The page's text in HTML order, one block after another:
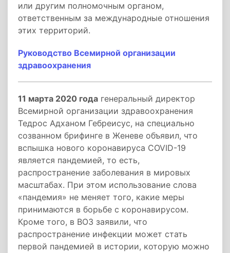
или другим полномочным органом,
ответственным за международные отношения
этих территорий.
Руководство Всемирной организации
здравоохранения
11 марта 2020 года генеральный директор
Всемирной организации здравоохранения
Тедрос Адханом Гебреисус, на специально
созванном брифинге в Женеве объявил, что
вспышка нового коронавируса COVID-19
является пандемией, то есть,
распространение заболевания в мировых
масштабах. При этом использование слова
«пандемия» не меняет того, какие меры
принимаются в борьбе с коронавирусом.
Кроме того, в ВОЗ заявили, что
распространение инфекции может стать
первой пандемией в истории, которую можно